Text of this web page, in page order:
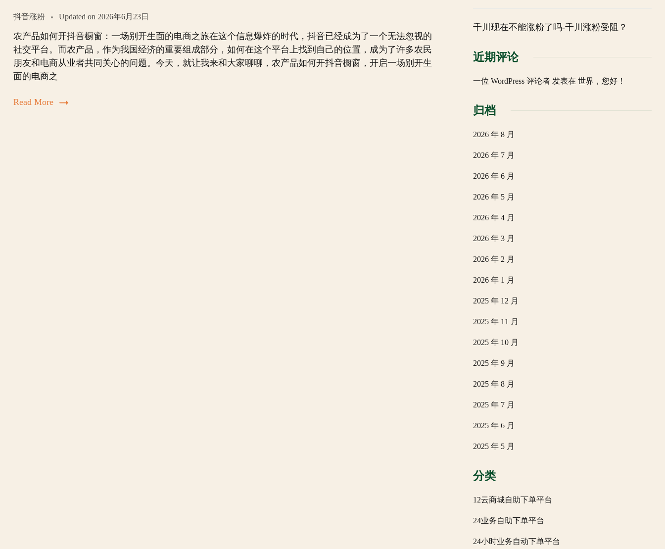
抖音涨粉 Updated on 2026年6月23日
农产品如何开抖音橱窗：一场别开生面的电商之旅在这个信息爆炸的时代，抖音已经成为了一个无法忽视的
社交平台。而农产品，作为我国经济的重要组成部分，如何在这个平台上找到自己的位置，成为了许多农民
朋友和电商从业者共同关心的问题。今天，就让我来和大家聊聊，农产品如何开抖音橱窗，开启一场别开生
面的电商之
Read More
千川现在不能涨粉了吗-千川涨粉受阻？
近期评论
一位 WordPress 评论者发表在 世界，您好！
归档
2026 年 8 月
2026 年 7 月
2026 年 6 月
2026 年 5 月
2026 年 4 月
2026 年 3 月
2026 年 2 月
2026 年 1 月
2025 年 12 月
2025 年 11 月
2025 年 10 月
2025 年 9 月
2025 年 8 月
2025 年 7 月
2025 年 6 月
2025 年 5 月
分类
12云商城自助下单平台
24业务自助下单平台
24小时业务自动下单平台